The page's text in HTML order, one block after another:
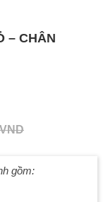
– CHÂN
VND
gồm: